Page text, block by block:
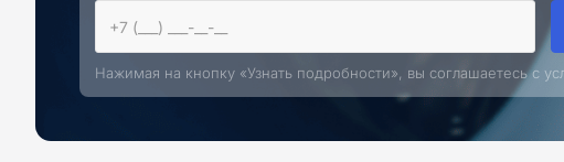
Нажимая на кнопку «Узнать подробности», вы соглашаетесь с